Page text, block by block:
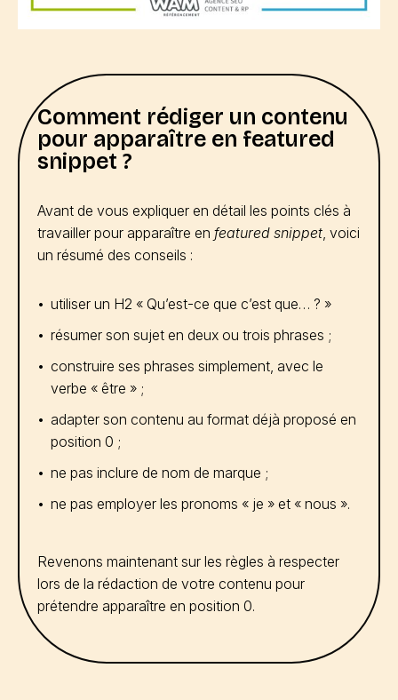
Comment rédiger un contenu
pour apparaître en featured
snippet ?
Avant de vous expliquer en détail les points clés à
travailler pour apparaître en featured snippet, voici
un résumé des conseils :
utiliser un H2 « Qu’est-ce que c’est que… ? »
résumer son sujet en deux ou trois phrases ;
construire ses phrases simplement, avec le
verbe « être » ;
adapter son contenu au format déjà proposé en
position 0 ;
ne pas inclure de nom de marque ;
ne pas employer les pronoms « je » et « nous ».
Revenons maintenant sur les règles à respecter
lors de la rédaction de votre contenu pour
prétendre apparaître en position 0.